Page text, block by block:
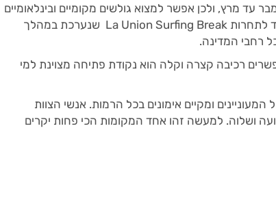
עד מרץ, ולכן אפשר למצוא גולשים מקומיים ובינלאומיים
שמגיעים להשתתף בתחרויות גלישה כמעט כל השנה , ובמיוחד לתחרות La Union Surfing Break שנערכת במהלך
רחבי המדינה.
רכיבה קצרה וקלה הוא נקודת פתיחה מצוינת למי
ומקיים אימונים בכל הרמות. אנשי הצוות
ושלוה. למעשה זהו אחד המקומות הכי פחות יקרים